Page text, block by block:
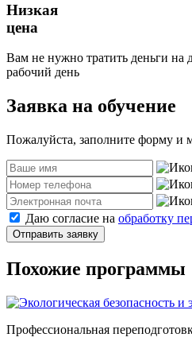
Низкая
цена
Вам не нужно тратить деньги на
рабочий день
Заявка на обучение
Пожалуйста, заполните форму и
Даю согласие на обработку
Отправить заявку
Похожие программы
Профессиональная